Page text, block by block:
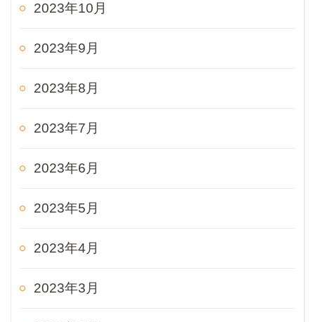
2023年10月
2023年9月
2023年8月
2023年7月
2023年6月
2023年5月
2023年4月
2023年3月